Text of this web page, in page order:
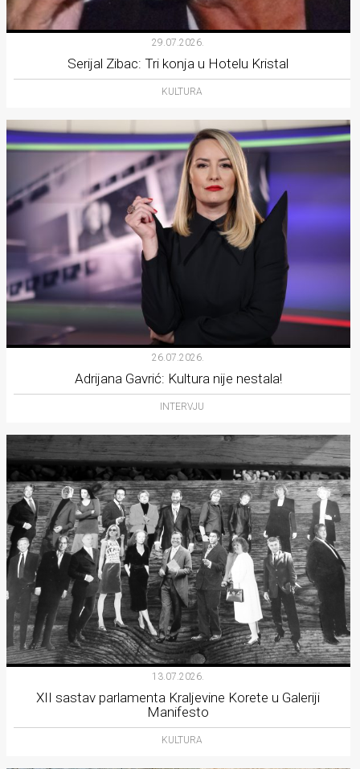
29.07.2026.
Serijal Zibac: Tri konja u Hotelu Kristal
KULTURA
26.07.2026.
Adrijana Gavrić: Kultura nije nestala!
INTERVJU
13.07.2026.
XII sastav parlamenta Kraljevine Korete u Galeriji
Manifesto
KULTURA